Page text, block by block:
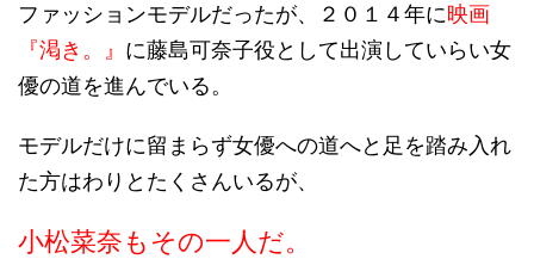
ファッションモデルだったが、２０１４年に映画
『渇き。』 に藤島可奈子役として出演していらい女
優の道を進んでいる。
モデルだけに留まらず女優への道へと足を踏み入れ
た方はわりとたくさんいるが、
小松菜奈もその一人だ。